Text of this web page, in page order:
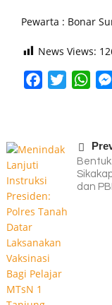
Pewarta : Bonar
News Views:
FacebookTwitter
dan